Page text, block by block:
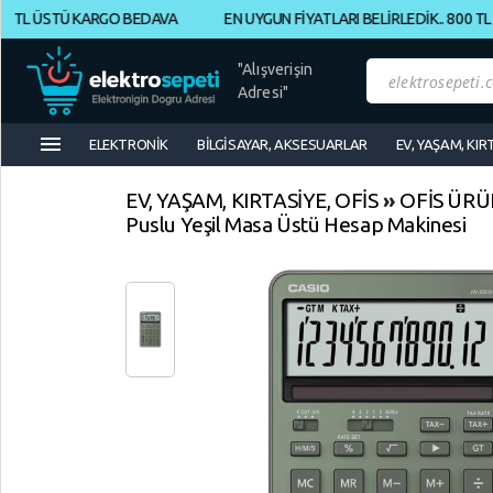
KARGO BEDAVA EN UYGUN FİYATLARI BELİRLEDİK.. 800 TL
"Alışverişin
Adresi"
Müşteri
Panelim
Yeni
Gelenler
İndirimdekiler
Kategoriye
menu ELEKTRONİK BİLGİSAYAR, AKSESUARLAR EV, YAŞAM,
EV, YAŞAM, KIRTASİYE, OFİS» OFİS
Puslu Yeşil Masa Üstü Hesap Makinesi